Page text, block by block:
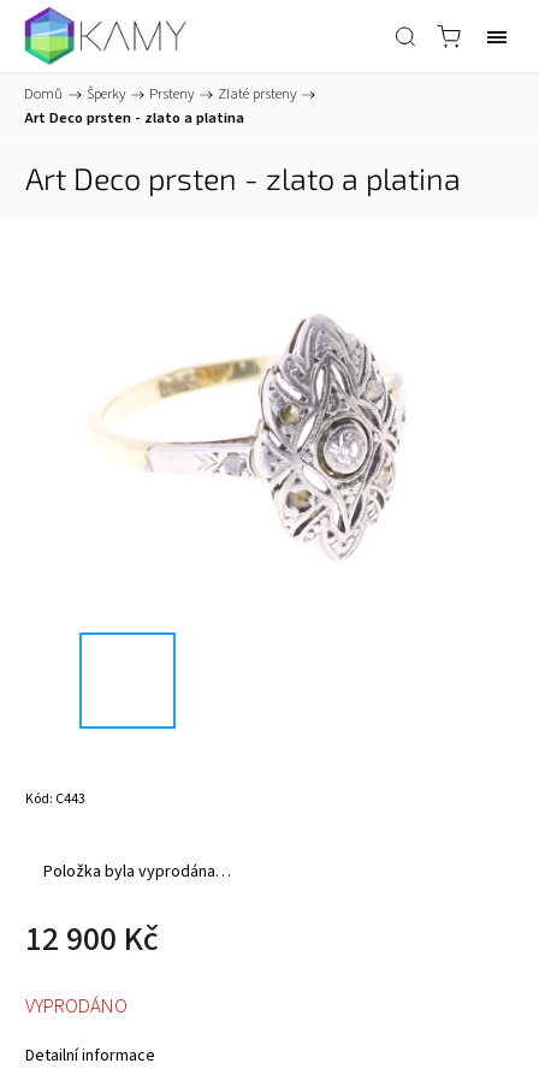
Domů / Šperky / Prsteny / Zlaté prsteny /
Art Deco prsten - zlato a platina
Art Deco prsten - zlato a platina
Kód: C443
Položka byla vyprodána…
12 900 Kč
VYPRODÁNO
Detailní informace